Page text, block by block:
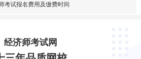
考试报名费用及缴费时间
经济师考试网